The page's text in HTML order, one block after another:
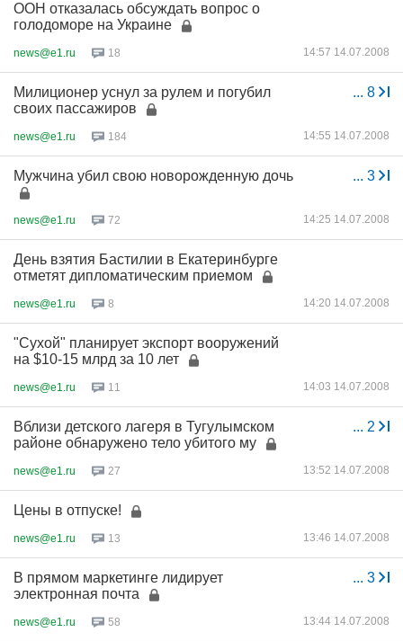
ООН отказалась обсуждать вопрос о
голодоморе на Украине
news@e1.ru 18 14:57 14.07.2008
... 8
Милиционер уснул за рулем и погубил
своих пассажиров
news@e1.ru 184 14:55 14.07.2008
... 3
Мужчина убил свою новорожденную дочь
news@e1.ru 72 14:25 14.07.2008
День взятия Бастилии в Екатеринбурге
отметят дипломатическим приемом
news@e1.ru 8 14:20 14.07.2008
"Сухой" планирует экспорт вооружений
на $10-15 млрд за 10 лет
news@e1.ru 11 14:03 14.07.2008
... 2
Вблизи детского лагеря в Тугулымском
районе обнаружено тело убитого му
news@e1.ru 27 13:52 14.07.2008
Цены в отпуске!
news@e1.ru 13 13:46 14.07.2008
... 3
В прямом маркетинге лидирует
электронная почта
news@e1.ru 58 13:44 14.07.2008